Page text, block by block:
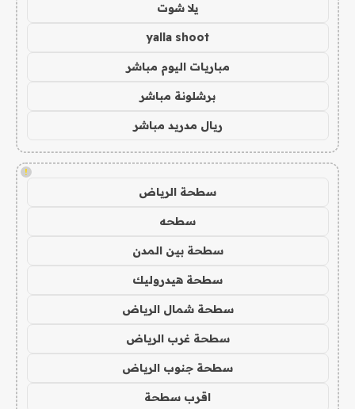
يلا شوت
yalla shoot
مباريات اليوم مباشر
برشلونة مباشر
ريال مدريد مباشر
!
سطحة الرياض
سطحه
سطحة بين المدن
سطحة هيدروليك
سطحة شمال الرياض
سطحة غرب الرياض
سطحة جنوب الرياض
اقرب سطحة